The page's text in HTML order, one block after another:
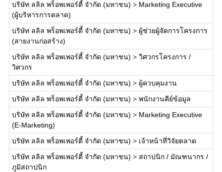
บริษัท ลลิล พร็อพเพอร์ตี้ จำกัด (มหาชน) > Marketing Executive
(ผู้บริหารการตลาด)
บริษัท ลลิล พร็อพเพอร์ตี้ จำกัด (มหาชน) > ผู้ช่วยผู้จัดการโครงการ
(สายงานก่อสร้าง)
บริษัท ลลิล พร็อพเพอร์ตี้ จำกัด (มหาชน) > วิศวกรโครงการ /
วิศวกร
บริษัท ลลิล พร็อพเพอร์ตี้ จำกัด (มหาชน) > ผู้ควบคุมงาน
บริษัท ลลิล พร็อพเพอร์ตี้ จำกัด (มหาชน) > พนักงานคีย์ข้อมูล
บริษัท ลลิล พร็อพเพอร์ตี้ จำกัด (มหาชน) > Marketing Executive
(E-Marketing)
บริษัท ลลิล พร็อพเพอร์ตี้ จำกัด (มหาชน) > เจ้าหน้าที่วิจัยตลาด
บริษัท ลลิล พร็อพเพอร์ตี้ จำกัด (มหาชน) > สถาปนิก / มัณฑนากร /
ภูมิสถาปนิก